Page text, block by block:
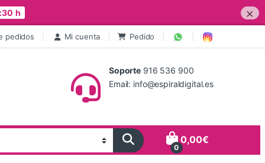
h ×
pedidos Mi cuenta Pedido
Soporte 916 536 900
Email: info@espiraldigital.es
0
0,00€